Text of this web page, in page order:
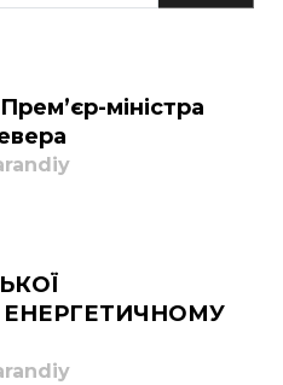
міністра
ЕНЕРГЕТИЧНОМУ